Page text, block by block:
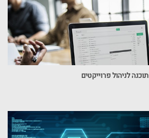
תוכנה לניהול פרוייקטים